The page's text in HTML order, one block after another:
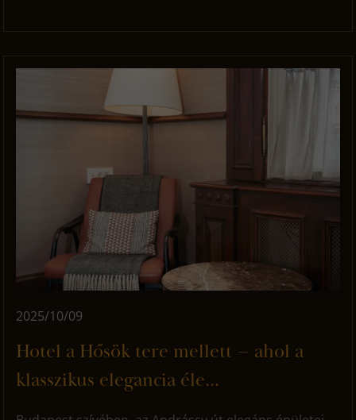
2025/10/09
Hotel a Hősök tere mellett – ahol a
klasszikus elegancia éle...